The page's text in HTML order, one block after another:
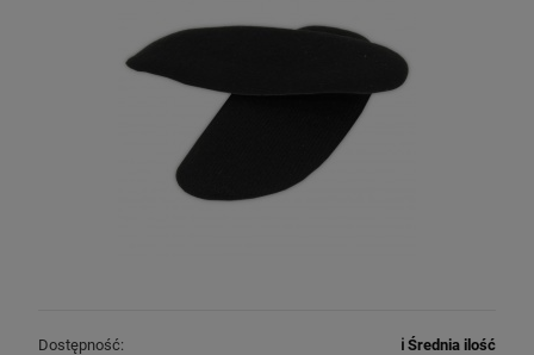
Dostępność:
ℹ️ Średnia ilość